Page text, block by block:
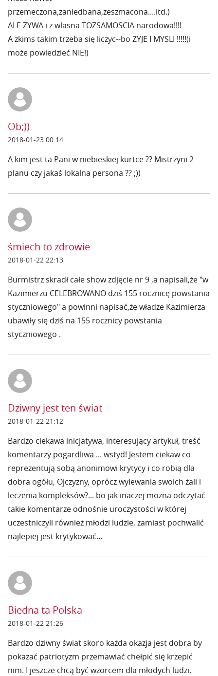
przemeczona,zaniedbana,zeszmacona....itd.)
ALE ZYWA i z wlasna TOZSAMOSCIA narodowa!!!!
A zkims takim trzeba się liczyc--bo ZYJE I MYSLI !!!!!(i
może powiedzieć NIE!)
Ob;))
2018-01-23 00:14
A kim jest ta Pani w niebieskiej kurtce ?? Mistrzyni 2
planu czy jakaś lokalna persona ?? ;))
śmiech to zdrowie
2018-01-22 22:13
Burmistrz skradł całe show zdjęcie nr 9 ,a napisali,że "w
Kazimierzu CELEBROWANO dziś 155 rocznicę powstania
styczniowego" a powinni napisać,że władze Kazimierza
ubawiły się dziś na 155 rocznicy powstania
styczniowego .
Dziwny jest ten świat
2018-01-22 21:12
Bardzo ciekawa inicjatywa, interesujący artykuł, treść
komentarzy pogardliwa ... wstyd! Jestem ciekaw co
reprezentują sobą anonimowi krytycy i co robią dla
dobra ogółu, Ojczyzny, oprócz wylewania swoich żali i
leczenia kompleksów?... bo jak inaczej można odczytać
takie komentarze odnośnie uroczystości w której
uczestniczyli również młodzi ludzie, zamiast pochwalić
najlepiej jest krytykować...
Biedna ta Polska
2018-01-22 21:26
Bardzo dziwny świat skoro każda okazja jest dobra by
pokazać patriotyzm przemawiać chełpić się krzepić
nim. I jeszcze chcą być wzorcem dla młodych ludzi.